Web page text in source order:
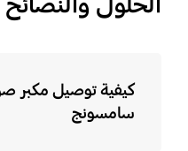
كيفية توصيل مكبر
سامسونج